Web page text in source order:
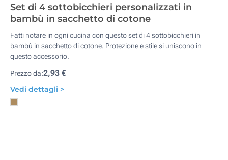
Set di 4 sottobicchieri personalizzati in
bambù in sacchetto di cotone
Fatti notare in ogni cucina con questo set di 4 sottobicchieri in
bambù in sacchetto di cotone. Protezione e stile si uniscono in
questo accessorio.
Prezzo da:2,93 €
Vedi dettagli >